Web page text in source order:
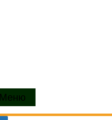
Меню